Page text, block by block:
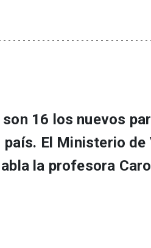
16 los nuevos
El Ministerio
la profesora